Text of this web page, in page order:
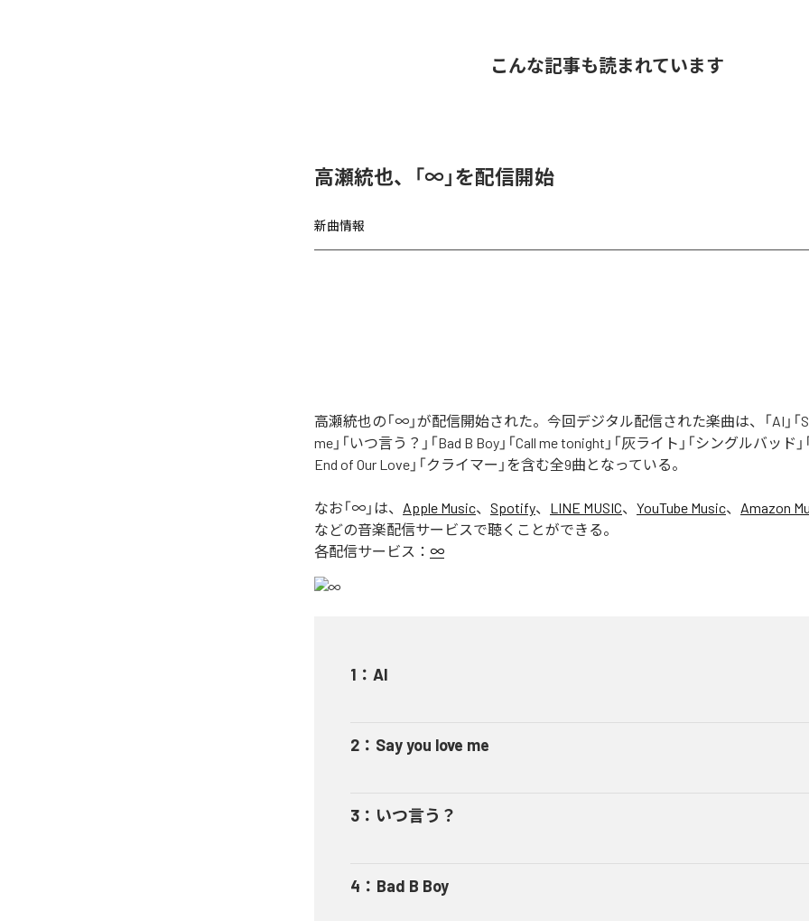
こんな記事も読まれています
高瀬統也、「∞」を配信開始
新曲情報
高瀬統也の「∞」が配信開始された。今回デジタル配信された楽曲は、「AI」「
me」「いつ言う？」「Bad B Boy」「Call me tonight」「灰ライト」「シングルバッド」
End of Our Love」「クライマー」を含む全9曲となっている。
なお「∞ 」は、 Apple Music、 Spotify、 LINE MUSIC、 YouTube Music、 Amazon
などの音楽配信サービスで聴くことができる。
各配信サービス： ∞
1 ： AI
2 ： Say you love me
3 ： いつ言う？
4 ： Bad B Boy